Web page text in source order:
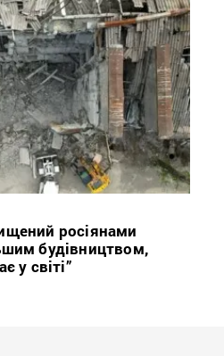
росіянами
будівництвом,
у світі”